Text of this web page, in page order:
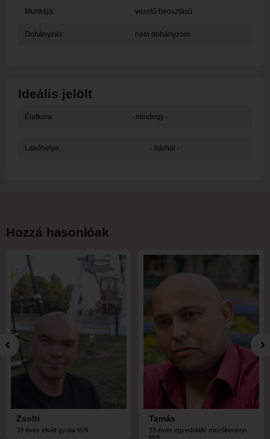
Munkája: vezető beosztású
Dohányzás: nem dohányzom
Ideális jelölt
Életkora: - mindegy -
Lakóhelye: - bárhol -
Hozzá hasonlóak
Zsolti
39 éves elvált gyulai férfi
Tamás
33 éves egyedülálló mezőberényi
férfi